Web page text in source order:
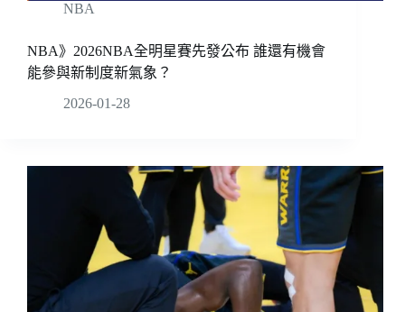
NBA
NBA》2026NBA全明星賽先發公布 誰還有機會
能參與新制度新氣象？
2026-01-28